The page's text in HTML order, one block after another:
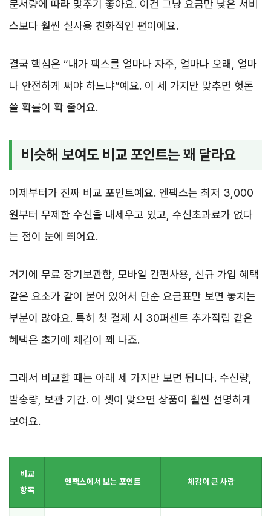
문서량에 따라 맞추기 좋아요. 이건 그냥 요금만 낮은 서비
스보다 훨씬 실사용 친화적인 편이에요.
결국 핵심은 “내가 팩스를 얼마나 자주, 얼마나 오래, 얼마
나 안전하게 써야 하느냐”예요. 이 세 가지만 맞추면 헛돈
쓸 확률이 확 줄어요.
비슷해 보여도 비교 포인트는 꽤 달라요
이제부터가 진짜 비교 포인트예요. 엔팩스는 최저 3,000
원부터 무제한 수신을 내세우고 있고, 수신초과료가 없다
는 점이 눈에 띄어요.
거기에 무료 장기보관함, 모바일 간편사용, 신규 가입 혜택
같은 요소가 같이 붙어 있어서 단순 요금표만 보면 놓치는
부분이 많아요. 특히 첫 결제 시 30퍼센트 추가적립 같은
혜택은 초기에 체감이 꽤 나죠.
그래서 비교할 때는 아래 세 가지만 보면 됩니다. 수신량,
발송량, 보관 기간. 이 셋이 맞으면 상품이 훨씬 선명하게
보여요.
비교
항목
엔팩스에서 보는 포인트 체감이 큰 사람